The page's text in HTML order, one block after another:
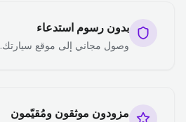
بدون رسوم استدعاء
وصول مجاني إلى موقع سيارتك.
مزودون موثقون ومُقيّمون